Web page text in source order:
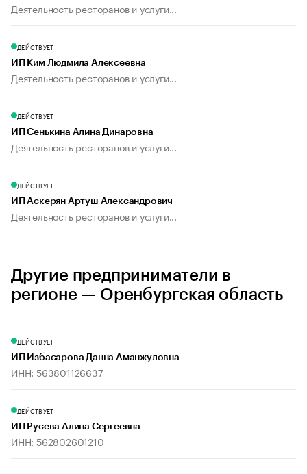
Деятельность ресторанов и услуги...
ДЕЙСТВУЕТ
ИП Ким Людмила Алексеевна
Деятельность ресторанов и услуги...
ДЕЙСТВУЕТ
ИП Сенькина Алина Динаровна
Деятельность ресторанов и услуги...
ДЕЙСТВУЕТ
ИП Аскерян Артуш Александрович
Деятельность ресторанов и услуги...
Другие предприниматели в
регионе — Оренбургская область
ДЕЙСТВУЕТ
ИП Избасарова Данна Аманжуловна
ИНН: 563801126637
ДЕЙСТВУЕТ
ИП Русева Алина Сергеевна
ИНН: 562802601210